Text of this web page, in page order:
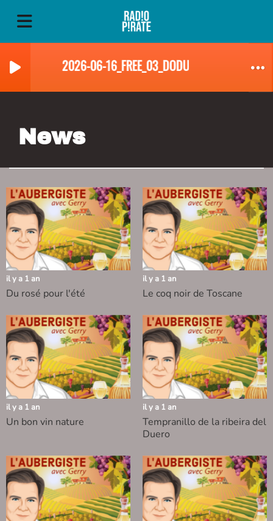
2026-06-16_FREE_03_DODU_NEWS
News
il y a 1 an
Du rosé pour l'été
il y a 1 an
Le coq noir de Toscane
il y a 1 an
Un bon vin nature
il y a 1 an
Tempranillo de la ribeira del
Duero